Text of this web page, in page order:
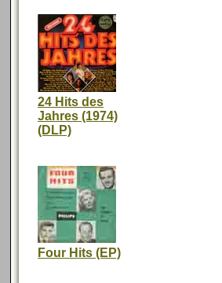
24 Hits des
Jahres (1974)
(DLP)
Four Hits (EP)